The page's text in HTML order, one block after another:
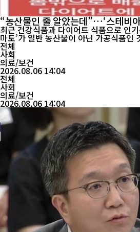
“농산물인 줄 알았는데”…‘스테비
생관리 위반 무더기 적발
최근 건강식품과 다이어트 식품으로 인
마토’가 일반 농산물이 아닌 가공식품인 것으로
들은 이를 일반 토마토처럼 광고해 판매
체에서는 위생관리 기준 위반이 적발됐으
제품에서는 대장균 기준까지 초과한 것으로 나타
안전처는 6일 ‘스테비아 토마토’에 대한
전체
사회
의료/보건
2026.08.06 14:04
전체
사회
의료/보건
2026.08.06 14:04